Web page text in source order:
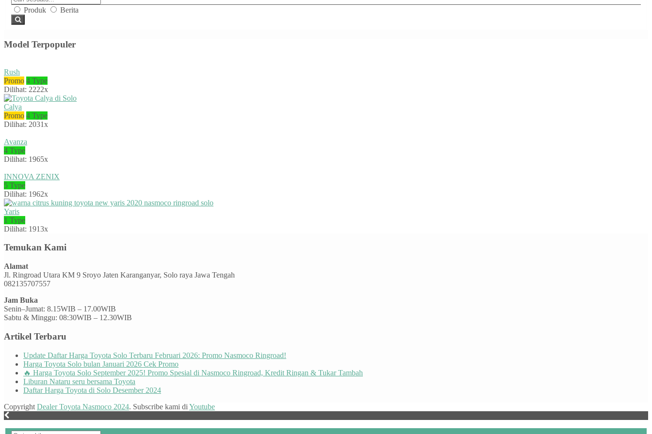
Produk Berita
Model Terpopuler
Rush
Promo 4 Type
Dilihat: 2222x
Calya
Promo 4 Type
Dilihat: 2031x
Avanza
4 Type
Dilihat: 1965x
INNOVA ZENIX
5 Type
Dilihat: 1962x
Yaris
1 Type
Dilihat: 1913x
Temukan Kami
Alamat
Jl. Ringroad Utara KM 9 Sroyo Jaten Karanganyar, Solo raya Jawa Tengah
082135707557
Jam Buka
Senin–Jumat: 8.15WIB – 17.00WIB
Sabtu & Minggu: 08:30WIB – 12.30WIB
Artikel Terbaru
Update Daftar Harga Toyota Solo Terbaru Februari 2026: Promo Nasmoco Ringroad!
Harga Toyota Solo bulan Januari 2026 Cek Promo
🔥 Harga Toyota Solo September 2025! Promo Spesial di Nasmoco Ringroad, Kredit Ringan & Tukar Tambah
Liburan Nataru seru bersama Toyota
Daftar Harga Toyota di Solo Desember 2024
Copyright Dealer Toyota Nasmoco 2024. Subscribe kami di Youtube